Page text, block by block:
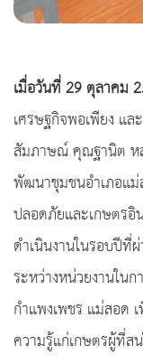
เมื่อวันที่ 29 ตุลาคม
เศรษฐกิจพอเพียง แ
สัมภาษณ์ คุณฐานิต ห
พัฒนาชุมชนอำเภอแม่
ปลอดภัยและเกษตรอิ
ดำเนินงานในรอบปีที่
ระหว่างหน่วยงานใ
กำแพงเพชร แม่สอด
ความรู้แก่เกษตรผู้ที่ส